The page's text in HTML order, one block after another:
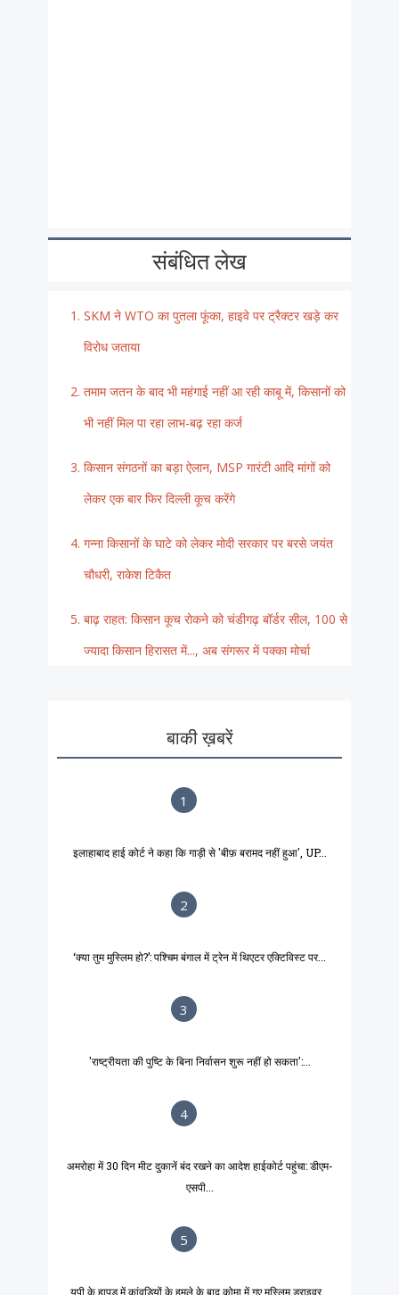
संबंधित लेख
SKM ने WTO का पुतला फूंका, हाइवे पर ट्रैक्टर खड़े कर
विरोध जताया
तमाम जतन के बाद भी महंगाई नहीं आ रही काबू में, किसानों को
भी नहीं मिल पा रहा लाभ-बढ़ रहा कर्ज
किसान संगठनों का बड़ा ऐलान, MSP गारंटी आदि मांगों को
लेकर एक बार फिर दिल्ली कूच करेंगे
गन्ना किसानों के घाटे को लेकर मोदी सरकार पर बरसे जयंत
चौधरी, राकेश टिकैत
बाढ़ राहत: किसान कूच रोकने को चंडीगढ़ बॉर्डर सील, 100 से
ज्यादा किसान हिरासत में..., अब संगरूर में पक्का मोर्चा
बाकी ख़बरें
1
इलाहाबाद हाई कोर्ट ने कहा कि गाड़ी से 'बीफ़ बरामद नहीं हुआ', UP...
2
‘क्या तुम मुस्लिम हो?’: पश्चिम बंगाल में ट्रेन में थिएटर एक्टिविस्ट पर...
3
'राष्ट्रीयता की पुष्टि के बिना निर्वासन शुरू नहीं हो सकता':...
4
अमरोहा में 30 दिन मीट दुकानें बंद रखने का आदेश हाईकोर्ट पहुंचा: डीएम-
एसपी...
5
यूपी के हापुड़ में कांवड़ियों के हमले के बाद कोमा में गए मुस्लिम ड्राइवर...